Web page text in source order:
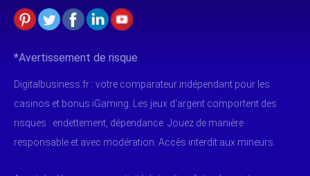
*Avertissement de risque
Digitalbusiness.fr : votre comparateur indépendant pour les
casinos et bonus iGaming. Les jeux d'argent comportent des
risques : endettement, dépendance. Jouez de manière
responsable et avec modération. Accès interdit aux mineurs.